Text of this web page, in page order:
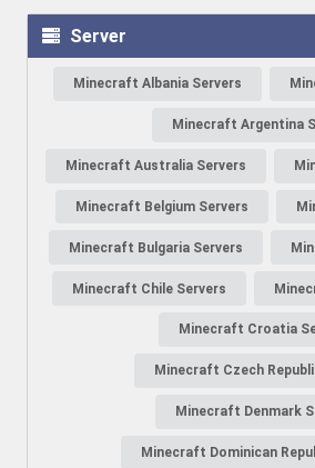
Server
Minecraft Albania Servers
Minecraft Argentina
Minecraft Australia Servers
Minecraft Belgium Servers
Minecraft Bulgaria Servers
Minecraft Chile Servers
Minecraft Croatia
Minecraft Czech
Minecraft Denmark
Minecraft Dominican